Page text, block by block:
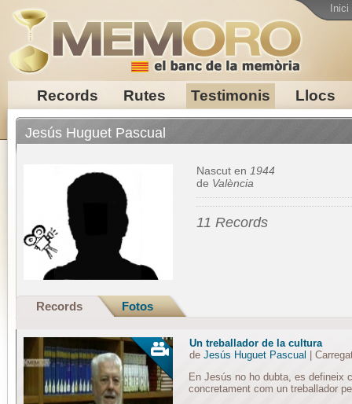
Records Rutes Testimonis Llocs
Inici
Jesús Huguet Pascual
Nascut en 1944
de València
11 Records
Records Fotos
Un treballador de la cultura
de Jesús Huguet Pascual
|
En Jesús no ho dubta, es defineix
concretament com un treballador